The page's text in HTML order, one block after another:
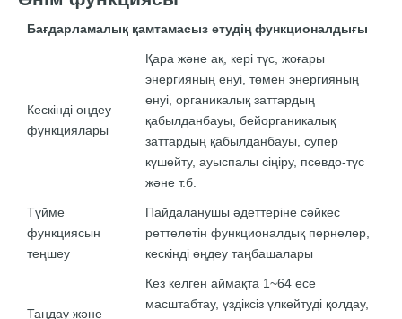
Бағдарламалық қамтамасыз етудің функционалдығы
Кескінді өңдеу
функциялары
Қара және ақ, ​​кері түс, жоғары
энергияның енуі, төмен энергияның
енуі, органикалық заттардың
қабылданбауы, бейорганикалық
заттардың қабылданбауы, супер
күшейту, ауыспалы сіңіру, псевдо-түс
және т.б.
Түйме
функциясын
теңшеу
Пайдаланушы әдеттеріне сәйкес
реттелетін функционалдық пернелер,
кескінді өңдеу таңбашалары
Таңдау және
Кез келген аймақта 1~64 есе
масштабтау, үздіксіз үлкейтуді қолдау,